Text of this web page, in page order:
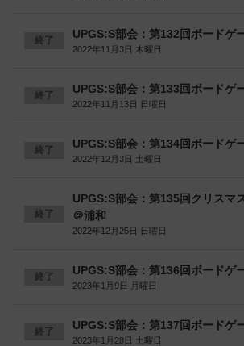
終了 UPGS:S部会：第132回ボードゲ
2022年11月3日 木曜日
終了 UPGS:S部会：第133回ボードゲ
2022年11月13日 日曜日
終了 UPGS:S部会：第134回ボードゲ
2022年12月3日 土曜日
終了
UPGS:S部会：第135回クリスマ
＠浦和
2022年12月25日 日曜日
終了 UPGS:S部会：第136回ボードゲ
2023年1月9日 月曜日
終了 UPGS:S部会：第137回ボードゲ
2023年1月28日 土曜日